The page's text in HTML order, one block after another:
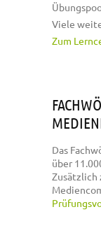
Viele
Zum
Das
über
Zusätzlich